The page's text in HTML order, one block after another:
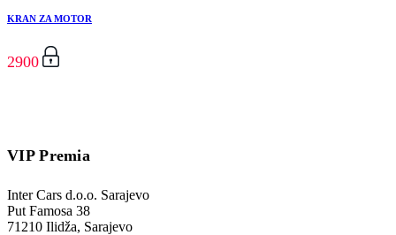
KRAN ZA MOTOR
2900
VIP Premia
Inter Cars d.o.o. Sarajevo
Put Famosa 38
71210 Ilidža, Sarajevo